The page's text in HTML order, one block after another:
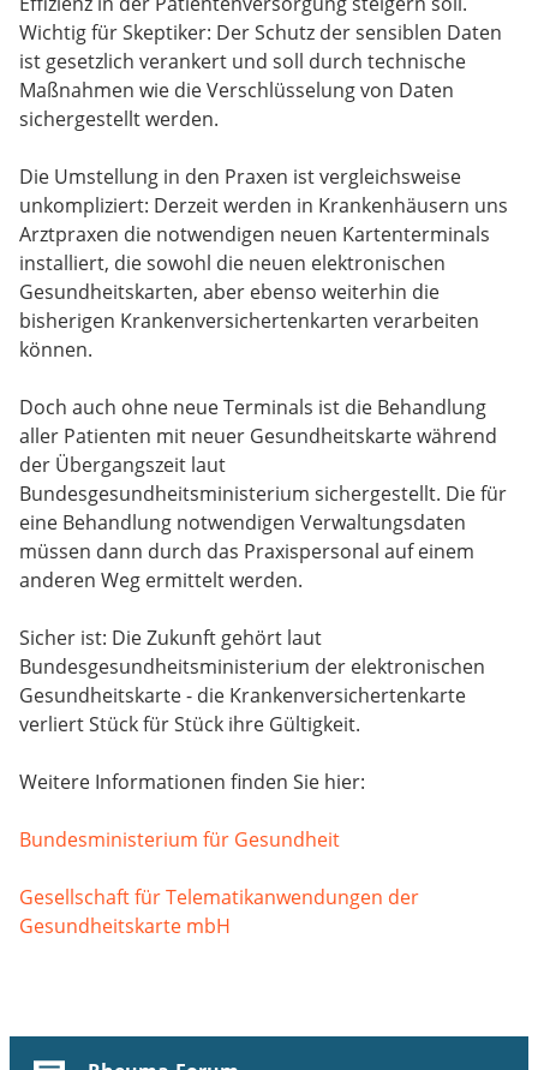
Wichtig für Skeptiker: Der Schutz der sensiblen Daten
ist gesetzlich verankert und soll durch technische
Maßnahmen wie die Verschlüsselung von Daten
sichergestellt werden.
Die Umstellung in den Praxen ist vergleichsweise
unkompliziert: Derzeit werden in Krankenhäusern uns
Arztpraxen die notwendigen neuen Kartenterminals
installiert, die sowohl die neuen elektronischen
Gesundheitskarten, aber ebenso weiterhin die
bisherigen Krankenversichertenkarten verarbeiten
können.
Doch auch ohne neue Terminals ist die Behandlung
aller Patienten mit neuer Gesundheitskarte während
der Übergangszeit laut
Bundesgesundheitsministerium sichergestellt. Die für
eine Behandlung notwendigen Verwaltungsdaten
müssen dann durch das Praxispersonal auf einem
anderen Weg ermittelt werden.
Sicher ist: Die Zukunft gehört laut
Bundesgesundheitsministerium der elektronischen
Gesundheitskarte - die Krankenversichertenkarte
verliert Stück für Stück ihre Gültigkeit.
Weitere Informationen finden Sie hier:
Bundesministerium für Gesundheit
Gesellschaft für Telematikanwendungen der
Gesundheitskarte mbH